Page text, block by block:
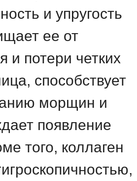
и упругость
ее от
и потери четких
способствует
морщин и
появление
того, коллаген